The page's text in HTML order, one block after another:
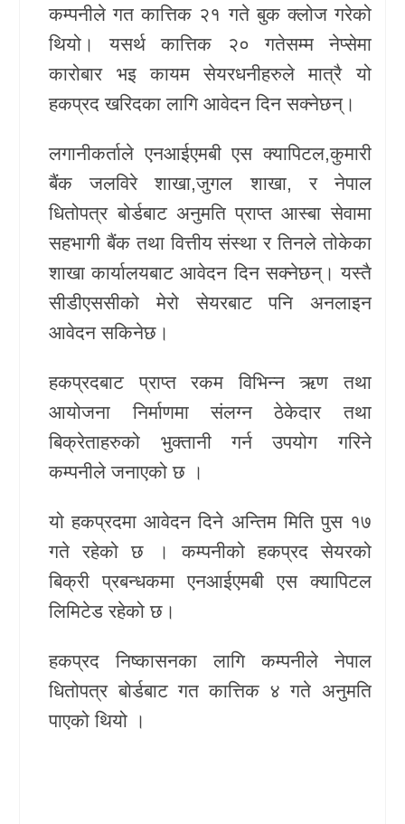
शिक्षा
स्वास्थ्य
खेलकुद
Unicode
कम्पनीले गत कात्तिक २१ गते बुक क्लोज गरेको
थियो। यसर्थ कात्तिक २० गतेसम्म नेप्सेमा
कारोबार भइ कायम सेयरधनीहरुले मात्रै यो
हकप्रद खरिदका लागि आवेदन दिन सक्नेछन्।
लगानीकर्ताले एनआईएमबी एस क्यापिटल,कुमारी
बैंक जलविरे शाखा,जुगल शाखा, र नेपाल
धितोपत्र बोर्डबाट अनुमति प्राप्त आस्बा सेवामा
सहभागी बैंक तथा वित्तीय संस्था र तिनले तोकेका
शाखा कार्यालयबाट आवेदन दिन सक्नेछन्। यस्तै
सीडीएससीको मेरो सेयरबाट पनि अनलाइन
आवेदन सकिनेछ।
हकप्रदबाट प्राप्त रकम विभिन्न ऋण तथा
आयोजना निर्माणमा संलग्न ठेकेदार तथा
बिक्रेताहरुको भुक्तानी गर्न उपयोग गरिने
कम्पनीले जनाएको छ ।
यो हकप्रदमा आवेदन दिने अन्तिम मिति पुस १७
गते रहेको छ । कम्पनीको हकप्रद सेयरको
बिक्री प्रबन्धकमा एनआईएमबी एस क्यापिटल
लिमिटेड रहेको छ।
हकप्रद निष्कासनका लागि कम्पनीले नेपाल
धितोपत्र बोर्डबाट गत कात्तिक ४ गते अनुमति
पाएको थियो ।